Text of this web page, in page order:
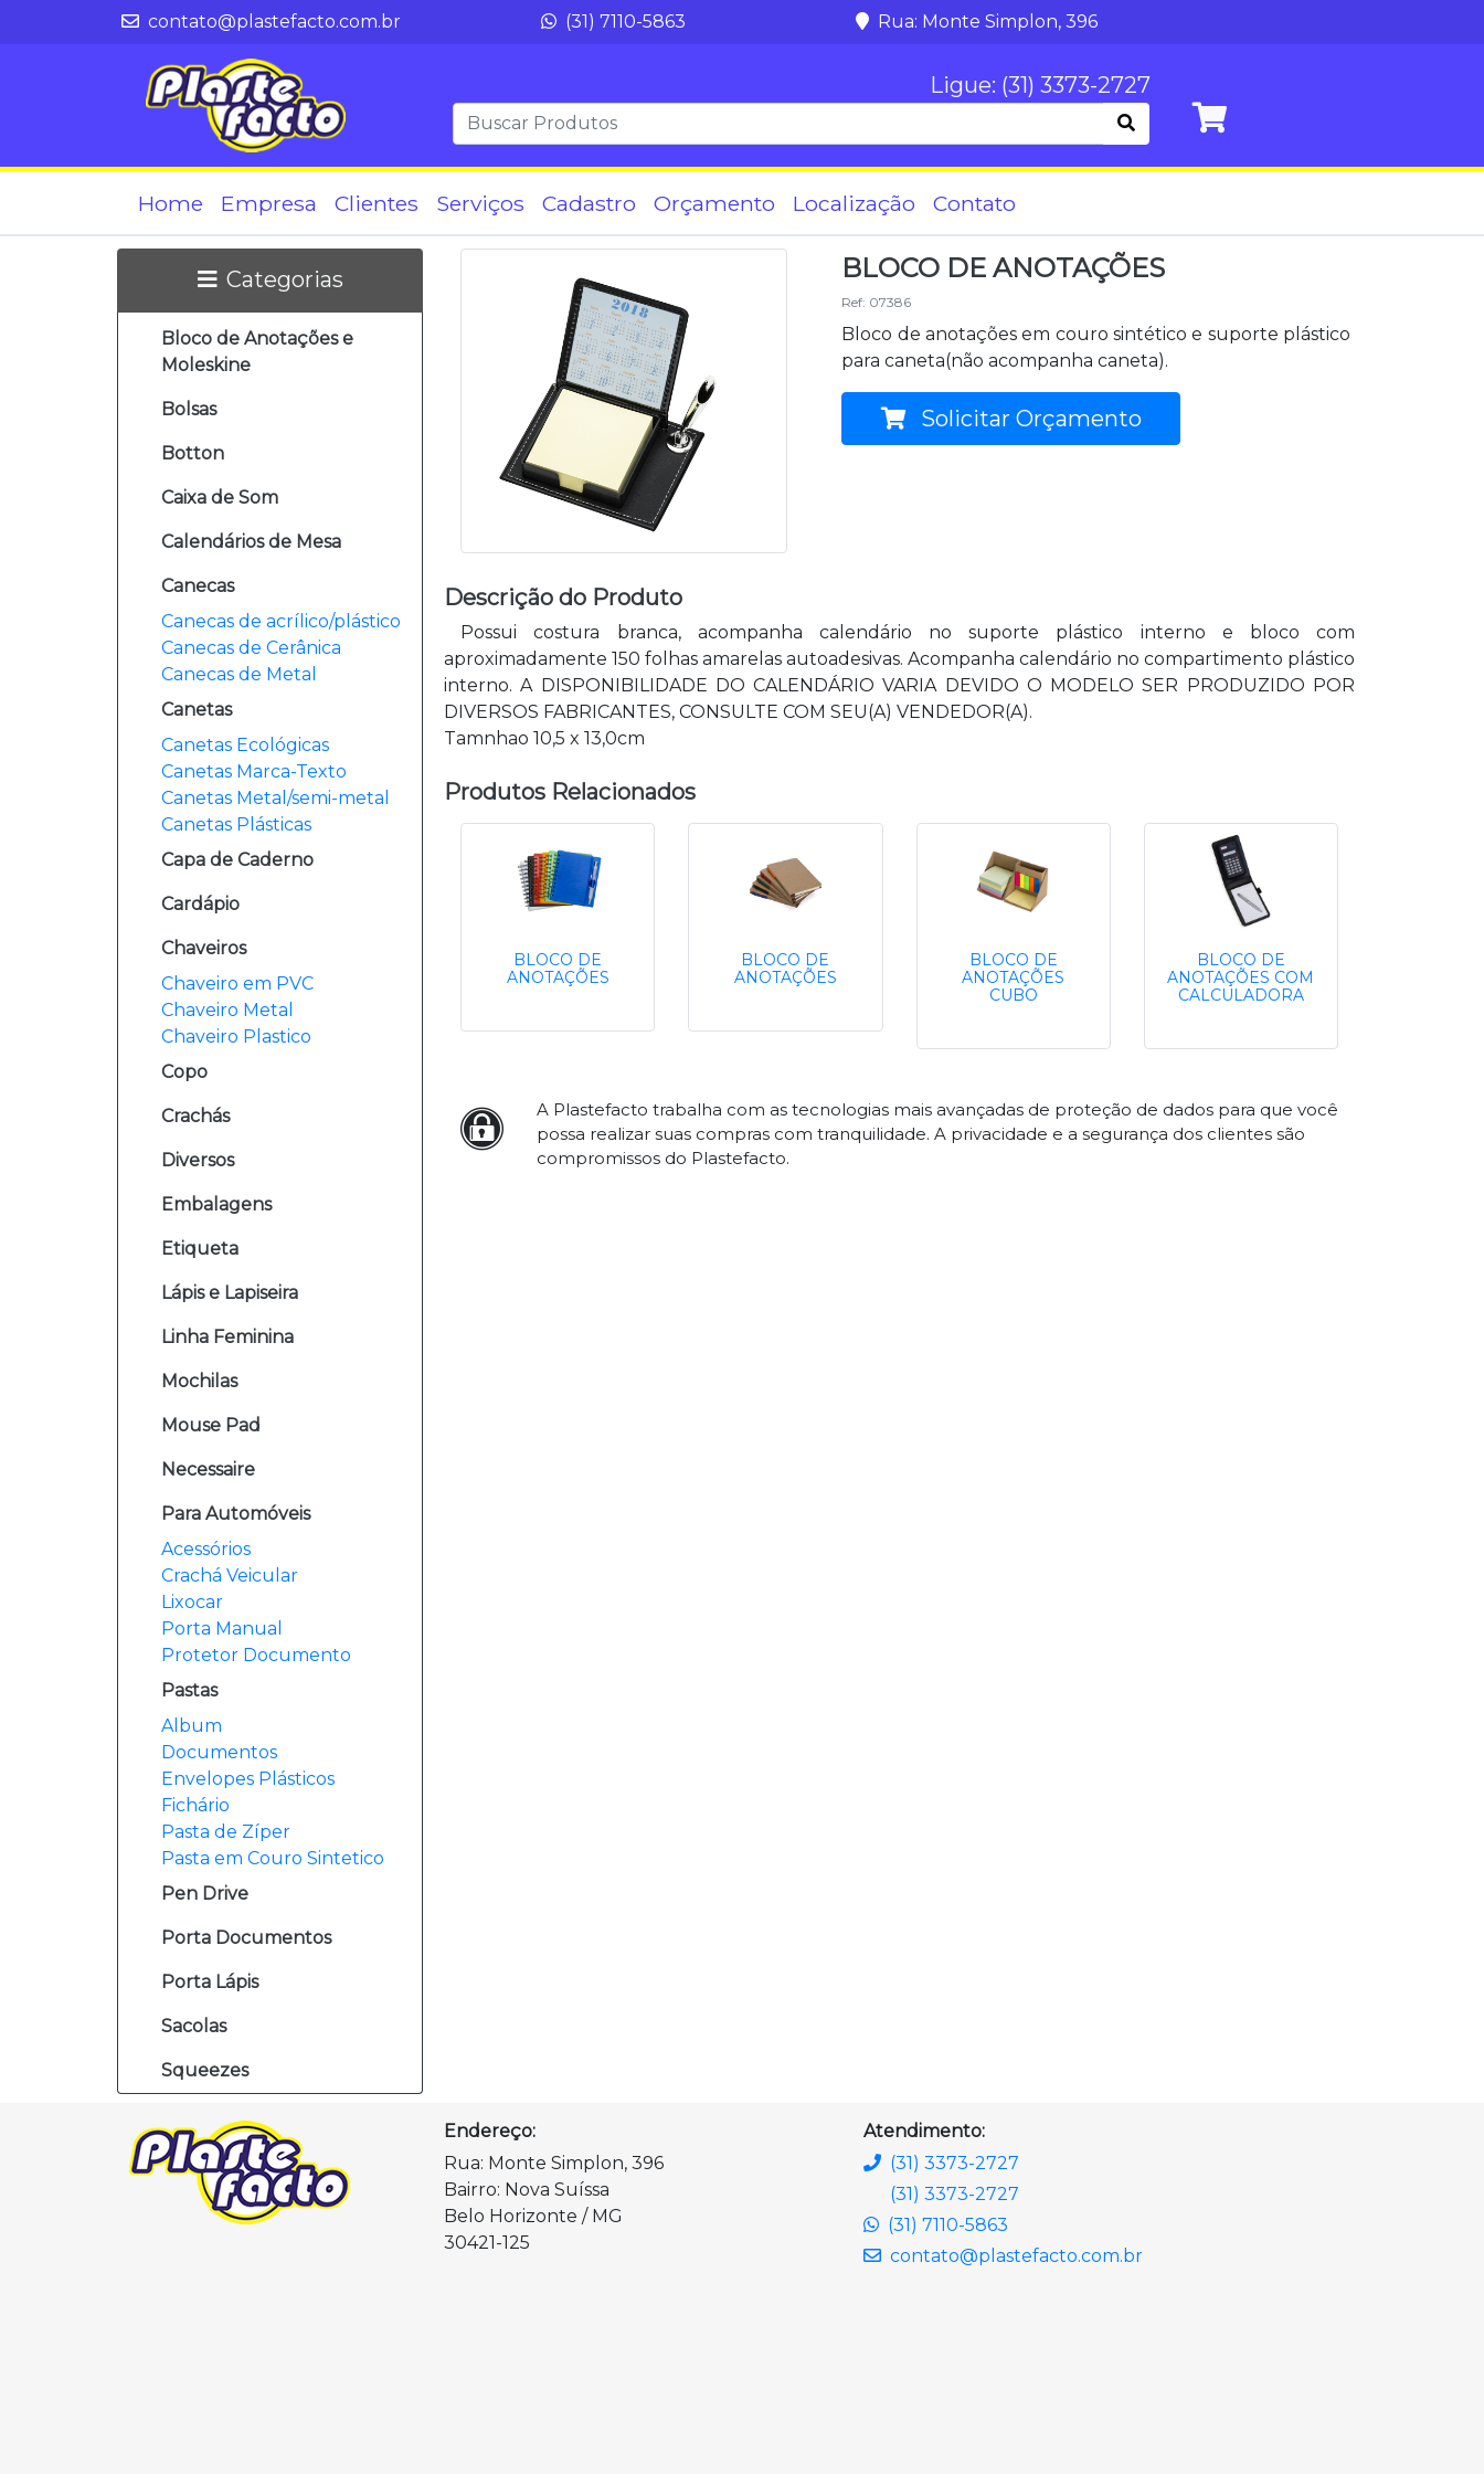
contato@plastefacto.com.br (31) 7110-5863 Rua: Monte Simplon, 396
Ligue: (31) 3373-2727
Home Empresa Clientes Serviços Cadastro Orçamento Localização Contato
Categorias
Bloco de Anotações e
Moleskine
Bolsas
Botton
Caixa de Som
Calendários de Mesa
Canecas
Canecas de acrílico/plástico
Canecas de Cerânica
Canecas de Metal
Canetas
Canetas Ecológicas
Canetas Marca-Texto
Canetas Metal/semi-metal
Canetas Plásticas
Capa de Caderno
Cardápio
Chaveiros
Chaveiro em PVC
Chaveiro Metal
Chaveiro Plastico
Copo
Crachás
Diversos
Embalagens
Etiqueta
Lápis e Lapiseira
Linha Feminina
Mochilas
Mouse Pad
Necessaire
Para Automóveis
Acessórios
Crachá Veicular
Lixocar
Porta Manual
Protetor Documento
Pastas
Album
Documentos
Envelopes Plásticos
Fichário
Pasta de Zíper
Pasta em Couro Sintetico
Pen Drive
Porta Documentos
Porta Lápis
Sacolas
Squeezes
BLOCO DE ANOTAÇÕES
Ref: 07386
Bloco de anotações em couro sintético e suporte plástico
para caneta(não acompanha caneta).
Solicitar Orçamento
Descrição do Produto
Possui costura branca, acompanha calendário no suporte plástico interno e bloco com
aproximadamente 150 folhas amarelas autoadesivas. Acompanha calendário no compartimento plástico
interno. A DISPONIBILIDADE DO CALENDÁRIO VARIA DEVIDO O MODELO SER PRODUZIDO POR
DIVERSOS FABRICANTES, CONSULTE COM SEU(A) VENDEDOR(A).
Tamnhao 10,5 x 13,0cm
Produtos Relacionados
BLOCO DE
ANOTAÇÕES
BLOCO DE
ANOTAÇÕES
BLOCO DE
ANOTAÇÕES
CUBO
BLOCO DE
ANOTAÇÕES COM
CALCULADORA
A Plastefacto trabalha com as tecnologias mais avançadas de proteção de dados para que você
possa realizar suas compras com tranquilidade. A privacidade e a segurança dos clientes são
compromissos do Plastefacto.
Endereço:
Rua: Monte Simplon, 396
Bairro: Nova Suíssa
Belo Horizonte / MG
30421-125
Atendimento:
(31) 3373-2727
(31) 3373-2727
(31) 7110-5863
contato@plastefacto.com.br